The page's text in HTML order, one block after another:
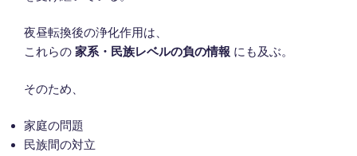
夜昼転換後の浄化作用は、
これらの 家系・民族レベルの負の情報 にも及ぶ。
そのため、
家庭の問題
民族間の対立